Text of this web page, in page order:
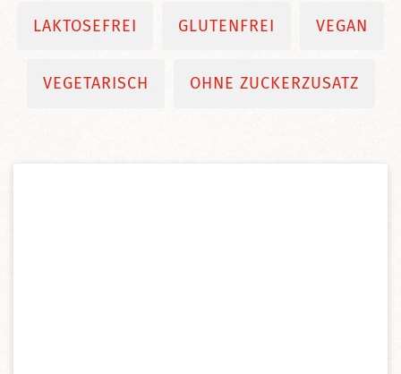
LAKTOSEFREI GLUTENFREI VEGAN
VEGETARISCH OHNE ZUCKERZUSATZ